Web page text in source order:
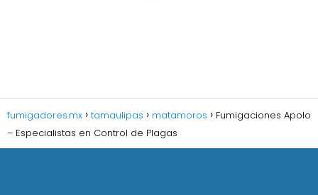
fumigadores.mx tamaulipas matamoros
Fumigaciones Apolo
– Especialistas en Control de Plagas